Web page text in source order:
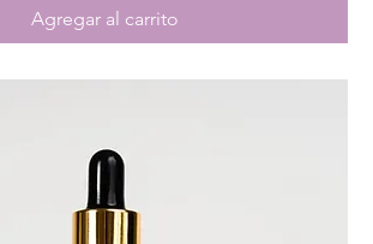
Agregar al carrito